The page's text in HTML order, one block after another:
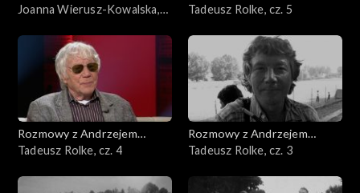
Doboszem
Joanna Wierusz-Kowalska,
Doboszem
Tadeusz Rolke, cz. 5
Rozmowy z Andrzejem
Doboszem
Tadeusz Rolke, cz. 4
Rozmowy z Andrzejem
Doboszem
Tadeusz Rolke, cz. 3